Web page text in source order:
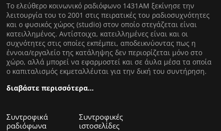
Tο ελεύθερο κοινωνικό ραδιόφωνο 1431AM ξεκίνησε την
λειτουργία του το 2001 στις πειρατικές του ραδιοσυχνότητες
και ο φυσικός χώρος (studio) στον οποίο στεγάζεται είναι
κατειλλημένος. Αντίστοιχα, κατειλλημένες είναι και οι
συχνότητες στις οποίες εκπέμπει, αποδεικνύοντας πως η
έννοια/εργαλείο της κατάληψης δεν περιορίζεται μόνο στο
χώρο, αλλά μπορεί να εφαρμοστεί και σε άυλα μέσα τα οποία
ο καπιταλισμός εκμεταλλέυται για την δική του συντήρηση.
διαβάστε περισσότερα…
Συντροφικά
ραδιόφωνα
Συντροφικές
ιστοσελίδες